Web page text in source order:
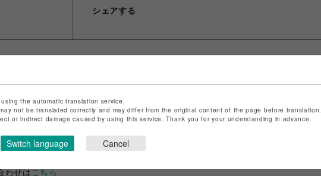
シェアする
Q
わせは こちら
the automatic translation service.
not be translated correctly and may differ from the original content of the page before translation.
or indirect damage caused by using this service. Thank you for your understanding in advance.
Switch language Cancel